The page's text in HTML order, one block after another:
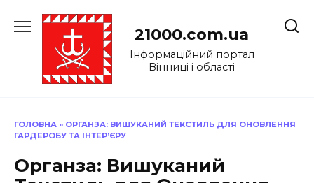
до
21000.com.ua
Інформаційний портал
Вінниці і області
ГОЛОВНА » ОРГАНЗА: ВИШУКАНИЙ ТЕКСТИЛЬ ДЛЯ ОНОВЛЕННЯ
ГАРДЕРОБУ ТА ІНТЕР’ЄРУ
Органза: Вишуканий